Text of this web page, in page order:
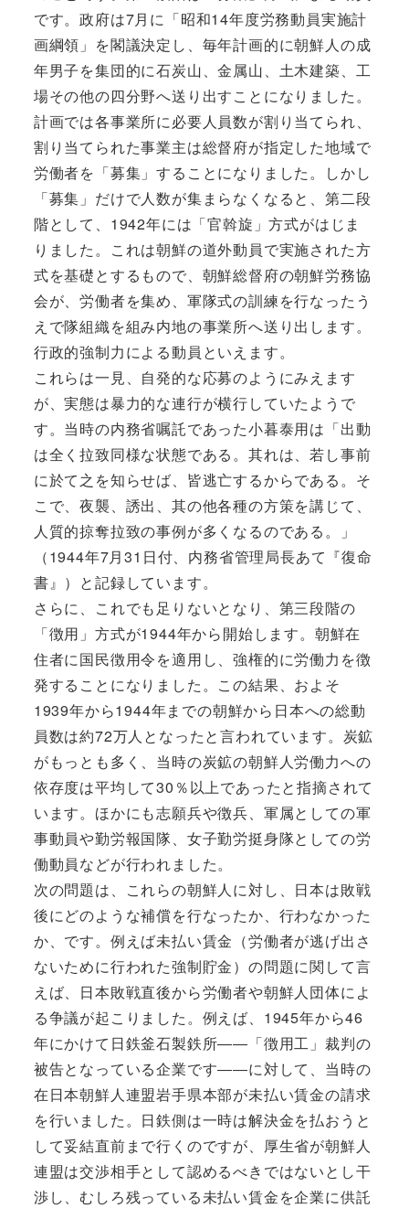
です。政府は7月に「昭和14年度労務動員実施計
画綱領」を閣議決定し、毎年計画的に朝鮮人の成
年男子を集団的に石炭山、金属山、土木建築、工
場その他の四分野へ送り出すことになりました。
計画では各事業所に必要人員数が割り当てられ、
割り当てられた事業主は総督府が指定した地域で
労働者を「募集」することになりました。しかし
「募集」だけで人数が集まらなくなると、第二段
階として、1942年には「官斡旋」方式がはじま
りました。これは朝鮮の道外動員で実施された方
式を基礎とするもので、朝鮮総督府の朝鮮労務協
会が、労働者を集め、軍隊式の訓練を行なったう
えで隊組織を組み内地の事業所へ送り出します。
行政的強制力による動員といえます。
これらは一見、自発的な応募のようにみえます
が、実態は暴力的な連行が横行していたようで
す。当時の内務省嘱託であった小暮泰用は「出動
は全く拉致同様な状態である。其れは、若し事前
に於て之を知らせば、皆逃亡するからである。そ
こで、夜襲、誘出、其の他各種の方策を講じて、
人質的掠奪拉致の事例が多くなるのである。」
（1944年7月31日付、内務省管理局長あて『復命
書』）と記録しています。
さらに、これでも足りないとなり、第三段階の
「徴用」方式が1944年から開始します。朝鮮在
住者に国民徴用令を適用し、強権的に労働力を徴
発することになりました。この結果、およそ
1939年から1944年までの朝鮮から日本への総動
員数は約72万人となったと言われています。炭鉱
がもっとも多く、当時の炭鉱の朝鮮人労働力への
依存度は平均して30％以上であったと指摘されて
います。ほかにも志願兵や徴兵、軍属としての軍
事動員や勤労報国隊、女子勤労挺身隊としての労
働動員などが行われました。
次の問題は、これらの朝鮮人に対し、日本は敗戦
後にどのような補償を行なったか、行わなかった
か、です。例えば未払い賃金（労働者が逃げ出さ
ないために行われた強制貯金）の問題に関して言
えば、日本敗戦直後から労働者や朝鮮人団体によ
る争議が起こりました。例えば、1945年から46
年にかけて日鉄釜石製鉄所――「徴用工」裁判の
被告となっている企業です――に対して、当時の
在日本朝鮮人連盟岩手県本部が未払い賃金の請求
を行いました。日鉄側は一時は解決金を払おうと
して妥結直前まで行くのですが、厚生省が朝鮮人
連盟は交渉相手として認めるべきではないとし干
渉し、むしろ残っている未払い賃金を企業に供託